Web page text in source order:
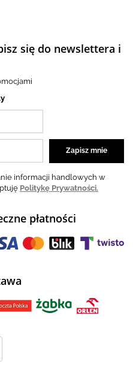
się do newslettera i
informacji handlowych w
Politykę Prywatności.
płatności